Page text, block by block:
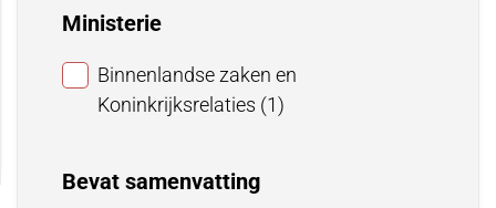
Ministerie
Binnenlandse zaken en
Koninkrijksrelaties (1)
Bevat samenvatting